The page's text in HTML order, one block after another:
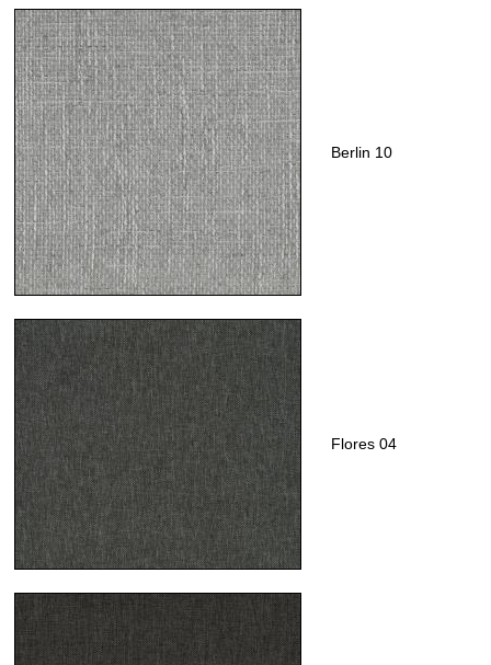
Berlin 10
Flores 04